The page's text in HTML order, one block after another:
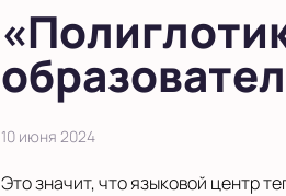
10 июня 2024
Это значит, что языковой центр